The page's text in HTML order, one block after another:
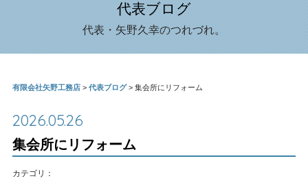
代表ブログ
代表・矢野久幸のつれづれ。
有限会社矢野工務店> 代表ブログ> 集会所にリフォーム
2026.05.26
集会所にリフォーム
カテゴリ：